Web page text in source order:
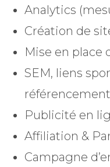
Analytics
Création de
Mise en place
SEM, liens
référencement
Publicité en
Affiliation &
Campagne